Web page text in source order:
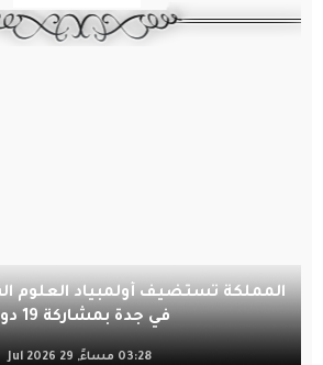
في جدة بمشاركة 19 دولة
03:28 مساءً, 29 Jul 2026